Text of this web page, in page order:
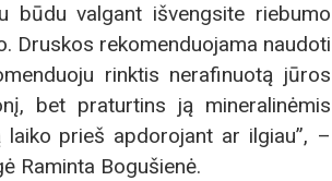
būdu valgant išvengsite riebumo
Druskos rekomenduojama naudoti
rinktis nerafinuotą jūros
bet praturtins ją mineralinėmis
prieš apdorojant ar ilgiau”, –
Raminta Bogušienė.